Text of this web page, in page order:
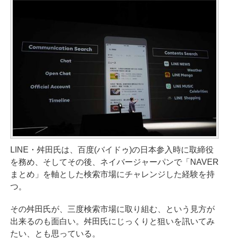
LINE・舛田氏は、百度(バイドゥ)の日本参入時に取締役
を務め、そしてその後、ネイバージャーパンで「NAVER
まとめ」を軸とした検索市場にチャレンジした経験を持
つ。
その舛田氏が、三度検索市場に取り組む、という見方が
出来るのも面白い。舛田氏にじっくりと狙いを訊いてみ
たい、とも思っている。